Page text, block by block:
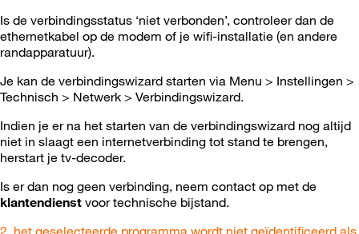
Is de verbindingsstatus ‘niet verbonden’, controleer dan de
ethernetkabel op de modem of je wifi-installatie (en andere
randapparatuur).
Je kan de verbindingswizard starten via Menu > Instellingen >
Technisch > Netwerk > Verbindingswizard.
Indien je er na het starten van de verbindingswizard nog altijd
niet in slaagt een internetverbinding tot stand te brengen,
herstart je tv-decoder.
Is er dan nog geen verbinding, neem contact op met de
klantendienst voor technische bijstand.
2. het geselecteerde programma wordt niet geïdentificeerd als